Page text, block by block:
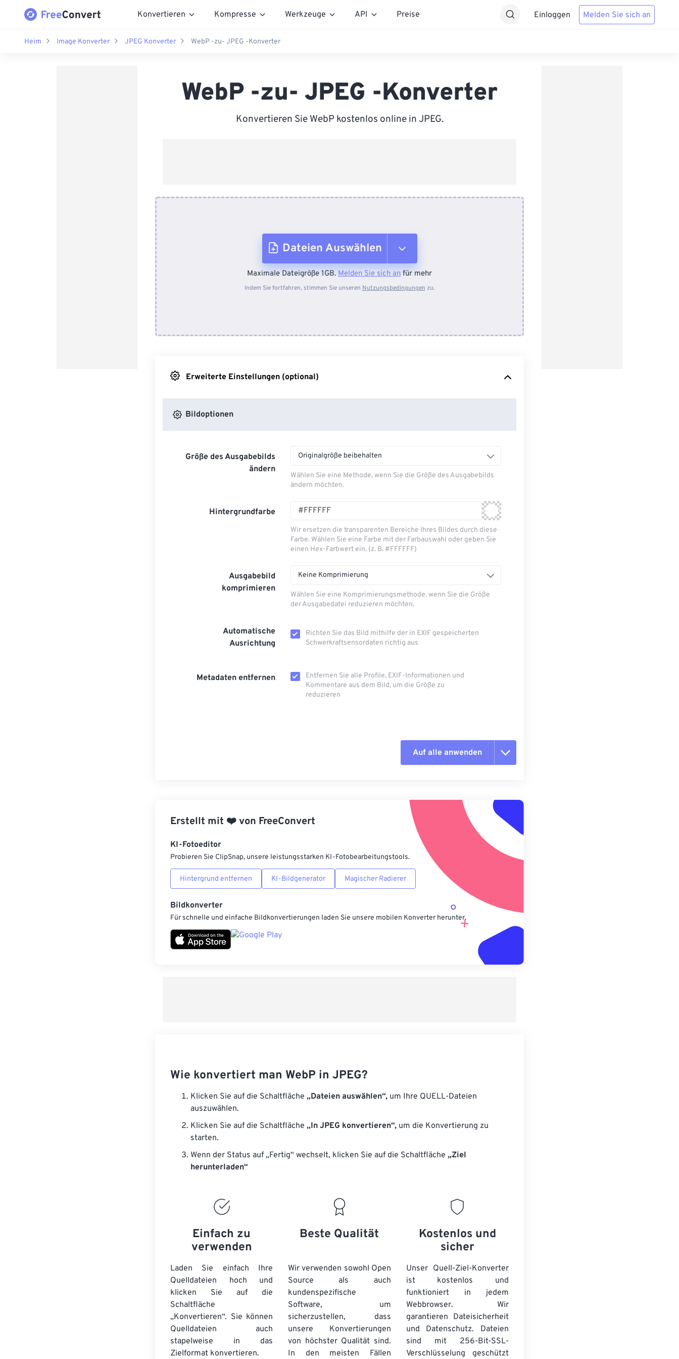
Konvertieren Kompresse Werkzeuge API Preise Einloggen Melden Sie sich an
Heim Image Konverter JPEG Konverter WebP -zu- JPEG -Konverter
WebP -zu- JPEG -Konverter
Konvertieren Sie WebP kostenlos online in JPEG.
Dateien Auswählen
Vom Gerät
Maximale Dateigröße 1GB. Melden Sie sich an für mehr
Indem Sie fortfahren, stimmen Sie unseren Nutzungsbedingungen zu.
Erweiterte Einstellungen (optional)
Bildoptionen
Größe des Ausgabebilds
ändern
Originalgröße beibehalten
Wählen Sie eine Methode, wenn Sie die Größe des Ausgabebilds
ändern möchten.
Hintergrundfarbe
Wir ersetzen die transparenten Bereiche Ihres Bildes durch diese
Farbe. Wählen Sie eine Farbe mit der Farbauswahl oder geben Sie
einen Hex-Farbwert ein. (z. B. #FFFFFF)
Ausgabebild
komprimieren
Keine Komprimierung
Wählen Sie eine Komprimierungsmethode, wenn Sie die Größe
der Ausgabedatei reduzieren möchten.
Automatische
Ausrichtung
Richten Sie das Bild mithilfe der in EXIF ​​gespeicherten
Schwerkraftsensordaten richtig aus
Metadaten entfernen
Entfernen Sie alle Profile, EXIF-Informationen und
Kommentare aus dem Bild, um die Größe zu
reduzieren
Auf alle anwenden
Aus Vorgabe anwenden
Als Vorgabe speichern
Erstellt mit ❤️von FreeConvert
KI-Fotoeditor
Probieren Sie ClipSnap, unsere leistungsstarken KI-Fotobearbeitungstools.
Hintergrund entfernen KI-Bildgenerator Magischer Radierer
Bildkonverter
Für schnelle und einfache Bildkonvertierungen laden Sie unsere mobilen Konverter herunter.
Wie konvertiert man WebP in JPEG?
Klicken Sie auf die Schaltfläche „Dateien auswählen“, um Ihre QUELL-Dateien
auszuwählen.
Klicken Sie auf die Schaltfläche „In JPEG konvertieren“, um die Konvertierung zu
starten.
Wenn der Status auf „Fertig“ wechselt, klicken Sie auf die Schaltfläche „Ziel
herunterladen“
Einfach zu
verwenden
Laden Sie einfach Ihre
Quelldateien hoch und
klicken Sie auf die
Schaltfläche
„Konvertieren“. Sie können
Quelldateien auch
stapelweise in das
Zielformat konvertieren.
Beste Qualität
Wir verwenden sowohl Open
Source als auch
kundenspezifische
Software, um
sicherzustellen, dass
unsere Konvertierungen
von höchster Qualität sind.
In den meisten Fällen
Kostenlos und
sicher
Unser Quell-Ziel-Konverter
ist kostenlos und
funktioniert in jedem
Webbrowser. Wir
garantieren Dateisicherheit
und Datenschutz. Dateien
sind mit 256-Bit-SSL-
Verschlüsselung geschützt